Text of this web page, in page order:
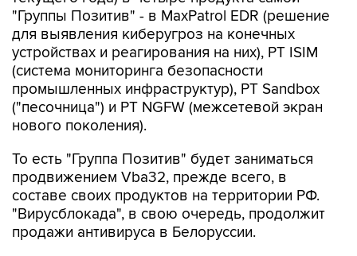
"Группы Позитив" - в MaxPatrol EDR (решение
для выявления киберугроз на конечных
устройствах и реагирования на них), PT ISIM
(система мониторинга безопасности
промышленных инфраструктур), PT Sandbox
("песочница") и PT NGFW (межсетевой экран
нового поколения).
То есть "Группа Позитив" будет заниматься
продвижением Vba32, прежде всего, в
составе своих продуктов на территории РФ.
"Вирусблокада", в свою очередь, продолжит
продажи антивируса в Белоруссии.